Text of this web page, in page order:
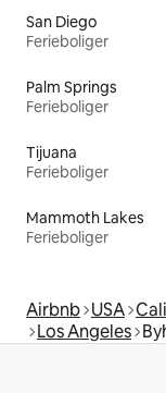
San Diego
Ferieboliger
Palm Springs
Ferieboliger
Tijuana
Ferieboliger
Mammoth Lakes
Ferieboliger
Airbnb USA
Los Angeles